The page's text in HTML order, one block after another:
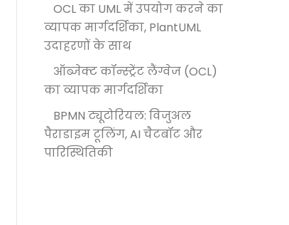
OCL का UML में उपयोग करने का
व्यापक मार्गदर्शिका, PlantUML
उदाहरणों के साथ
ऑब्जेक्ट कॉन्स्ट्रेंट लैंग्वेज (OCL)
का व्यापक मार्गदर्शिका
BPMN ट्यूटोरियल: विजुअल
पैराडाइम टूलिंग, AI चैटबॉट और
पारिस्थितिकी